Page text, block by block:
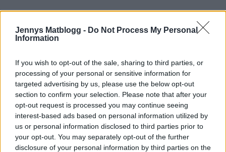
Jennys Matblogg - Do Not Process My Personal
Information
If you wish to opt-out of the sale, sharing to third parties, or
processing of your personal or sensitive information for
targeted advertising by us, please use the below opt-out
section to confirm your selection. Please note that after your
opt-out request is processed you may continue seeing
interest-based ads based on personal information utilized by
us or personal information disclosed to third parties prior to
your opt-out. You may separately opt-out of the further
disclosure of your personal information by third parties on the